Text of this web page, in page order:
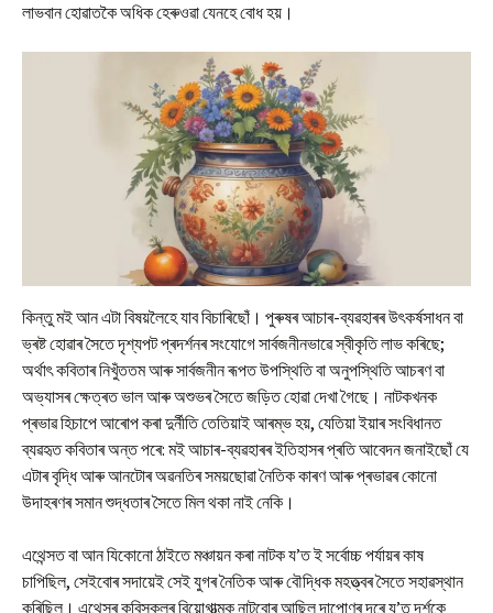
লাভবান হোৱাতকৈ অধিক হেৰুওৱা যেনহে বোধ হয়।
কিন্তু মই আন এটা বিষয়লৈহে যাব বিচাৰিছোঁ। পুৰুষৰ আচাৰ-ব্যৱহাৰৰ উৎকৰ্ষসাধন বা
ভ্ৰষ্ট হোৱাৰ সৈতে দৃশ্যপট প্ৰদৰ্শনৰ সংযোগে সাৰ্বজনীনভাৱে স্বীকৃতি লাভ কৰিছে;
অৰ্থাৎ কবিতাৰ নিখুঁততম আৰু সাৰ্বজনীন ৰূপত উপস্থিতি বা অনুপস্থিতি আচৰণ বা
অভ্যাসৰ ক্ষেত্ৰত ভাল আৰু অশুভৰ সৈতে জড়িত হোৱা দেখা গৈছে। নাটকখনক
প্ৰভাৱ হিচাপে আৰোপ কৰা দুৰ্নীতি তেতিয়াই আৰম্ভ হয়, যেতিয়া ইয়াৰ সংবিধানত
ব্যৱহৃত কবিতাৰ অন্ত পৰে: মই আচাৰ-ব্যৱহাৰৰ ইতিহাসৰ প্ৰতি আবেদন জনাইছোঁ যে
এটাৰ বৃদ্ধি আৰু আনটোৰ অৱনতিৰ সময়ছোৱা নৈতিক কাৰণ আৰু প্ৰভাৱৰ কোনো
উদাহৰণৰ সমান শুদ্ধতাৰ সৈতে মিল থকা নাই নেকি।
এথেন্সত বা আন যিকোনো ঠাইতে মঞ্চায়ন কৰা নাটক য’ত ই সৰ্বোচ্চ পৰ্যায়ৰ কাষ
চাপিছিল, সেইবোৰ সদায়েই সেই যুগৰ নৈতিক আৰু বৌদ্ধিক মহত্ত্বৰ সৈতে সহাৱস্থান
কৰিছিল। এথেন্সৰ কবিসকলৰ বিয়োগাত্মক নাটবোৰ আছিল দাপোণৰ দৰে য’ত দৰ্শকে